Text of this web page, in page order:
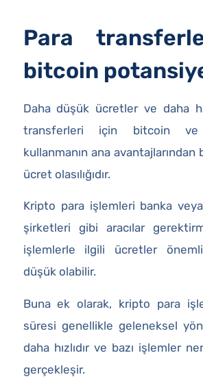
Para
bitcoin
Daha düşük ücretler ve daha
transferleri için bitcoin
kullanmanın ana avantajlarından
ücret olasılığıdır.
Kripto para işlemleri banka
şirketleri gibi aracılar
işlemlerle ilgili ücretler
düşük olabilir.
Buna ek olarak, kripto para
süresi genellikle geleneksel
daha hızlıdır ve bazı işlemler
gerçekleşir.